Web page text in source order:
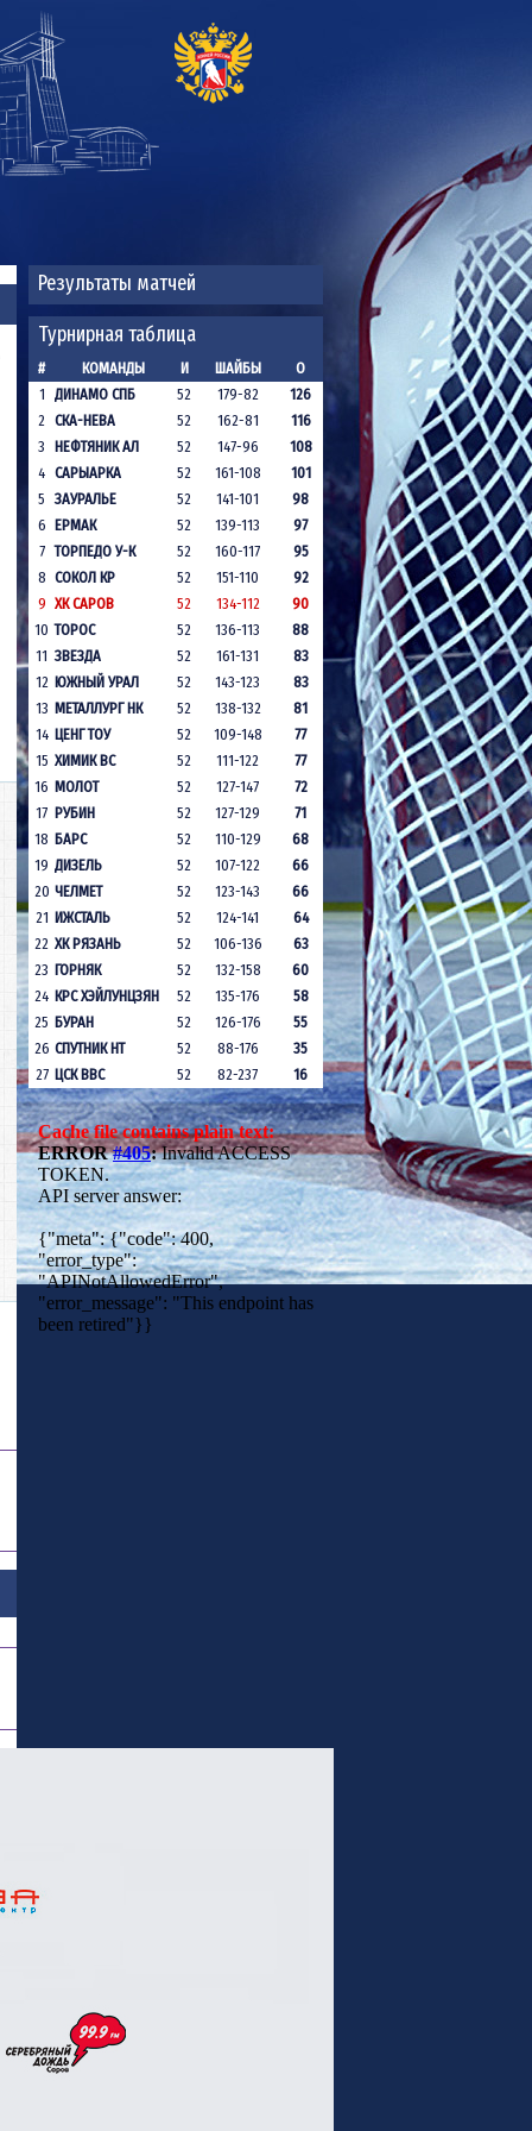
Результаты матчей
Турнирная таблица
# КОМАНДЫ И ШАЙБЫ
О
1 ДИНАМО СПБ 52 179-82
126
2 СКА-НЕВА 52 162-81
116
3 НЕФТЯНИК АЛ 52 147-96
108
4 САРЫАРКА 52 161-108
101
5 ЗАУРАЛЬЕ 52 141-101
98
6 ЕРМАК 52 139-113
97
7 ТОРПЕДО У-К 52 160-117
95
8 СОКОЛ КР 52 151-110
92
9 ХК САРОВ 52 134-112
90
10 ТОРОС 52 136-113
88
11 ЗВЕЗДА 52 161-131
83
12 ЮЖНЫЙ УРАЛ 52 143-123
83
13 МЕТАЛЛУРГ НК 52 138-132
81
14 ЦЕНГ ТОУ 52 109-148
77
15 ХИМИК ВС 52 111-122
77
16 МОЛОТ 52 127-147
72
17 РУБИН 52 127-129
71
18 БАРС 52 110-129
68
19 ДИЗЕЛЬ 52 107-122
66
20 ЧЕЛМЕТ 52 123-143
66
21 ИЖСТАЛЬ 52 124-141
64
22 ХК РЯЗАНЬ 52 106-136
63
23 ГОРНЯК 52 132-158
60
24 КРС ХЭЙЛУНЦЗЯН 52 135-176
58
25 БУРАН 52 126-176
55
26 СПУТНИК НТ 52 88-176
35
27 ЦСК ВВС 52 82-237 16